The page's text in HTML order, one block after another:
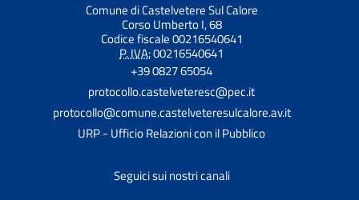
Comune di Castelvetere Sul Calore
Corso Umberto I, 68
Codice fiscale 00216540641
P. IVA:00216540641
+39 0827 65054
protocollo.castelveteresc@pec.it
protocollo@comune.castelveteresulcalore.av.it
URP - Ufficio Relazioni con il Pubblico
Seguici sui nostri canali